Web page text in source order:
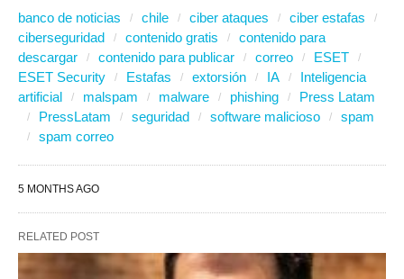
banco de noticias chile ciber ataques
ciber estafas
ciberseguridad
contenido gratis
contenido para
descargar
contenido para publicar correo
ESET
ESET Security
Estafas extorsión IA
Inteligencia
artificial
malspam malware phishing
Press Latam
PressLatam
seguridad software malicioso
spam
spam correo
5 MONTHS AGO
RELATED POST